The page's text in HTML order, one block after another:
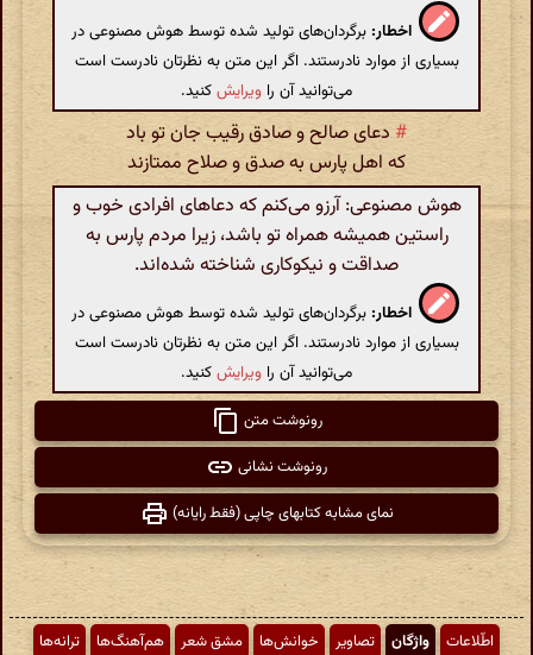
اخطار: برگردان‌های تولید شده توسط هوش مصنوعی در
بسیاری از موارد نادرستند. اگر این متن به نظرتان نادرست است
می‌توانید آن را ویرایشکنید.
# دعای صالح و صادق رقیب جان تو باد
که اهل پارس به صدق و صلاح ممتازند
هوش مصنوعی: آرزو می‌کنم که دعاهای افرادی خوب و
راستین همیشه همراه تو باشد، زیرا مردم پارس به
صداقت و نیکوکاری شناخته شده‌اند.
اخطار: برگردان‌های تولید شده توسط هوش مصنوعی در
بسیاری از موارد نادرستند. اگر این متن به نظرتان نادرست است
می‌توانید آن را ویرایشکنید.
رونوشت متن
رونوشت نشانی
نمای مشابه کتابهای چاپی (فقط رایانه)
اطّلاعات واژگان تصاویر خوانش‌ها مشق شعر هم‌آهنگ‌ها
ترانه‌ها